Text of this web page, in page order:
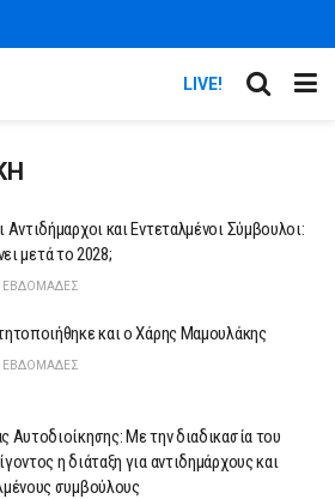
LIVE!
Αντιδήμαρχοι και Εντεταλμένοι Σύμβουλοι:
μετά το 2028;
ΕΒΔΟΜΆΔΕΣ
και ο Χάρης Μαμουλάκης
ΕΒΔΟΜΆΔΕΣ
Αυτοδιοίκησης: Με την διαδικασία του
η διάταξη για αντιδημάρχους και
συμβούλους